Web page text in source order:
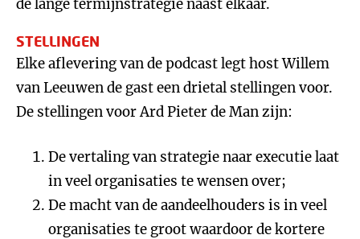
de lange termijnstrategie naast elkaar.
STELLINGEN
Elke aflevering van de podcast legt host Willem
van Leeuwen de gast een drietal stellingen voor.
De stellingen voor Ard Pieter de Man zijn:
De vertaling van strategie naar executie laat
in veel organisaties te wensen over;
De macht van de aandeelhouders is in veel
organisaties te groot waardoor de kortere